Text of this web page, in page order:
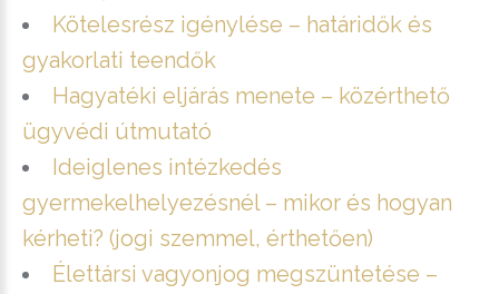
Kötelesrész igénylése – határidők és
gyakorlati teendők
Hagyatéki eljárás menete – közérthető
ügyvédi útmutató
Ideiglenes intézkedés
gyermekelhelyezésnél – mikor és hogyan
kérheti? (jogi szemmel, érthetően)
Élettársi vagyonjog megszüntetése –